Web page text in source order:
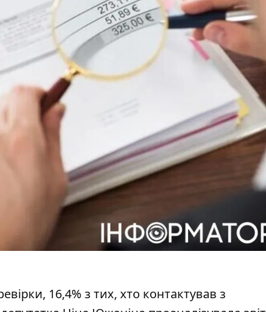
16,4% з тих, хто контактував з